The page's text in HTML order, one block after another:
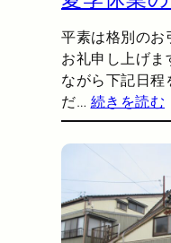
平素は格別のお
お礼申し上げ
ながら下記日程
だ… 続きを読む